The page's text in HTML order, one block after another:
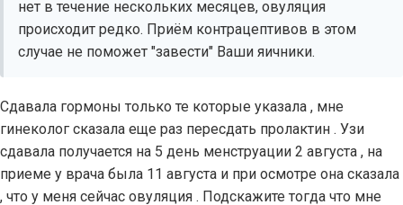
нет в течение нескольких месяцев, овуляция
происходит редко. Приём контрацептивов в этом
случае не поможет "завести" Ваши яичники.
Сдавала гормоны только те которые указала , мне
гинеколог сказала еще раз пересдать пролактин . Узи
сдавала получается на 5 день менструации 2 августа , на
приеме у врача была 11 августа и при осмотре она сказала
, что у меня сейчас овуляция . Подскажите тогда что мне